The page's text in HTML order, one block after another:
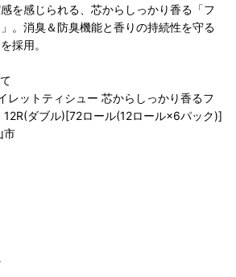
を感じられる、芯からしっかり香る「フ
。消臭＆防臭機能と香りの持続性を守る
採用。
レットティシュー 芯からしっかり香るフ
12R(ダブル)[72ロール(12ロール×6パック)]
市